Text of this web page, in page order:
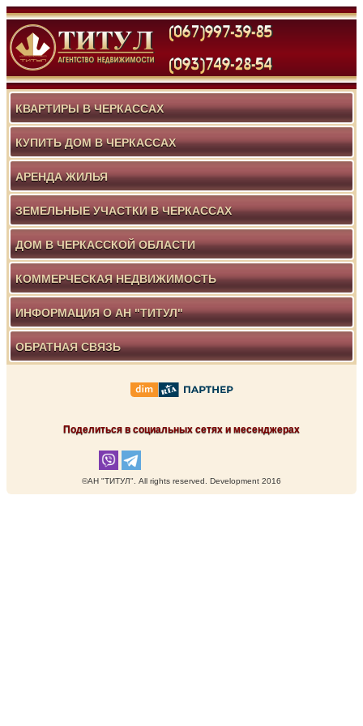
КВАРТИРЫ В ЧЕРКАССАХ
КУПИТЬ ДОМ В ЧЕРКАССАХ
АРЕНДА ЖИЛЬЯ
ЗЕМЕЛЬНЫЕ УЧАСТКИ В ЧЕРКАССАХ
ДОМ В ЧЕРКАССКОЙ ОБЛАСТИ
КОММЕРЧЕСКАЯ НЕДВИЖИМОСТЬ
ИНФОРМАЦИЯ О АН "ТИТУЛ"
ОБРАТНАЯ СВЯЗЬ
Поделиться в социальных сетях и месенджерах
©АН "ТИТУЛ". Аll rights reserved. Development 2016